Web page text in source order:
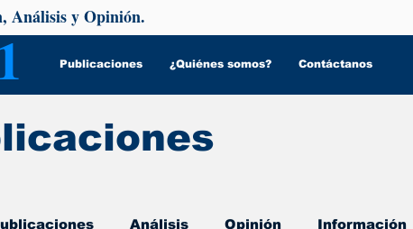
Publicaciones ¿Quiénes somos? Contáctanos
Análisis y Opinión.
Análisis Opinión Información